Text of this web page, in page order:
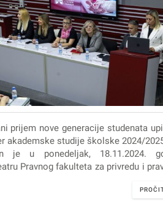
prijem nove generacije studenata
akademske studije školske 2024/
je u ponedeljak, 18.11.2024.
Pravnog fakulteta za privredu i